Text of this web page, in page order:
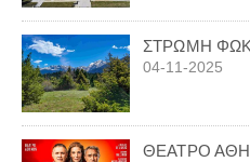
ΣΤΡΩΜΗ
04-11-2025
ΘΕΑΤΡΟ